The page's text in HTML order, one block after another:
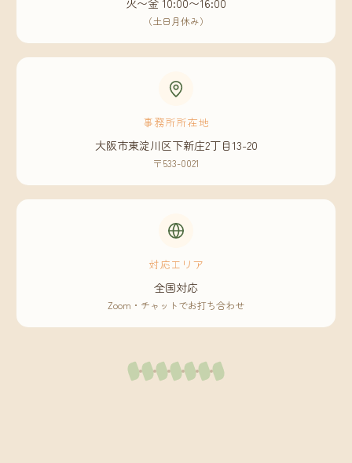
火〜金 10:00〜16:00
（土日月休み）
事務所所在地
大阪市東淀川区下新庄2丁目13-20
〒533-0021
対応エリア
全国対応
Zoom・チャットでお打ち合わせ